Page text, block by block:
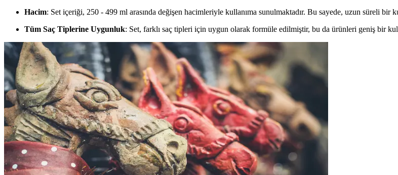
Hacim: Set içeriği, 250 - 499 ml arasında değişen hacimleriyle kullanıma sunulmaktadır. Bu sayede, uzun süreli bir
Tüm Saç Tiplerine Uygunluk: Set, farklı saç tipleri için uygun olarak formüle edilmiştir, bu da ürünleri geniş bir